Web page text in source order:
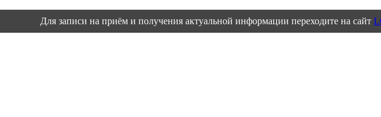
Для записи на приём и получения актуальной информации переходите на сайт